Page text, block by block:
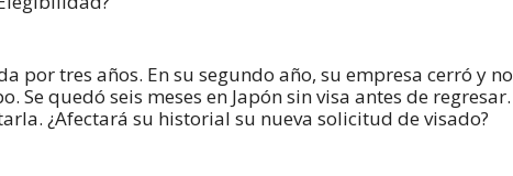
por tres años. En su segundo año, su empresa cerró y no
quedó seis meses en Japón sin visa antes de regresar.
¿Afectará su historial su nueva solicitud de visado?